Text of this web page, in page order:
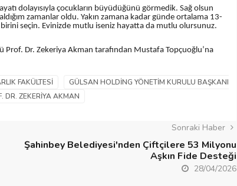
dolayısıyla çocukların büyüdüğünü görmedik. Sağ olsun
zamanlar oldu. Yakın zamana kadar günde ortalama 13-
seçin. Evinizde mutlu iseniz hayatta da mutlu olursunuz.
Prof. Dr. Zekeriya Akman tarafından Mustafa Topçuoğlu’na
FAKÜLTESI
GÜLSAN HOLDING YÖNETIM KURULU BAŞKANI
DR. ZEKERIYA AKMAN
Sonraki Haber
Şahinbey Belediyesi'nden Çiftçilere 53 Milyonu
Aşkın Fide Desteği
28/04/2026